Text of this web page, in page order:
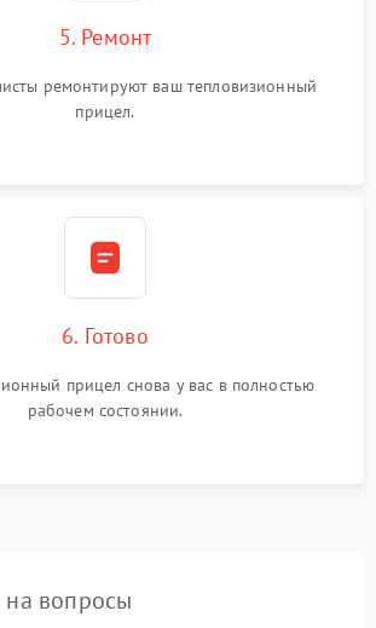
5. Ремонт
ремонтируют ваш тепловизионный
прицел.
6. Готово
прицел снова у вас в полностью
рабочем состоянии.
на вопросы